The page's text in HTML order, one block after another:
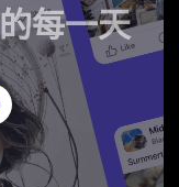
的每一天